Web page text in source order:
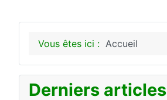
Vous êtes ici : Accueil
Derniers articles